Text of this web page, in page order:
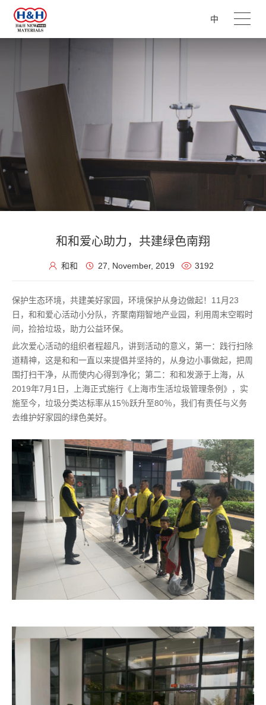
中
和和爱心助力，共建绿色南翔
和和 27, November, 2019 3192
保护生态环境，共建美好家园，环境保护从身边做起！11月23
日，和和爱心活动小分队，齐聚南翔智地产业园，利用周末空暇时
间，捡拾垃圾，助力公益环保。
此次爱心活动的组织者程超凡，讲到活动的意义，第一：践行扫除
道精神，这是和和一直以来提倡并坚持的，从身边小事做起，把周
围打扫干净，从而使内心得到净化；第二：和和发源于上海，从
2019年7月1日，上海正式施行《上海市生活垃圾管理条例》，实
施至今，垃圾分类达标率从15％跃升至80％，我们有责任与义务
去维护好家园的绿色美好。